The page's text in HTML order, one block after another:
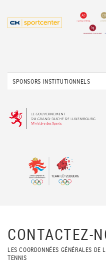
SPONSORS INSTITUTIONNELS
CONTACTEZ-
LES COORDONNÉES GÉNÉRALES DE
TENNIS